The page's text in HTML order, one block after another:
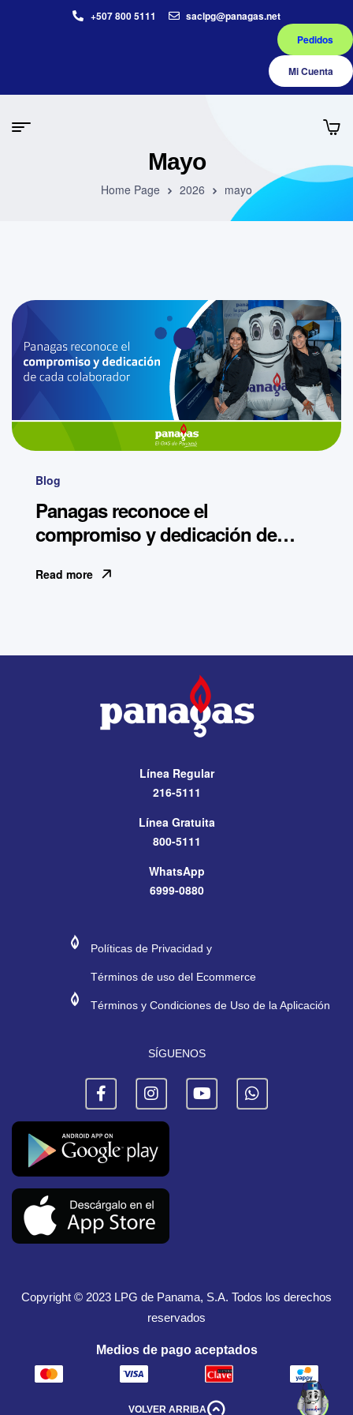
+507 800 5111
saclpg@panagas.net
Pedidos
Mi Cuenta
Mayo
Home Page 2026 mayo
Blog
Panagas reconoce el
compromiso y dedicación de
Read more
Políticas de Privacidad y
Términos de uso del Ecommerce
#E11E26
#272974
Términos y Condiciones de Uso de la Aplicación
SÍGUENOS
Línea Regular
216-5111
Línea Gratuita
800-5111
WhatsApp
6999-0880
Copyright © 2023 LPG de Panama, S.A. Todos los derechos
reservados
Medios de pago aceptados
VOLVER ARRIBA